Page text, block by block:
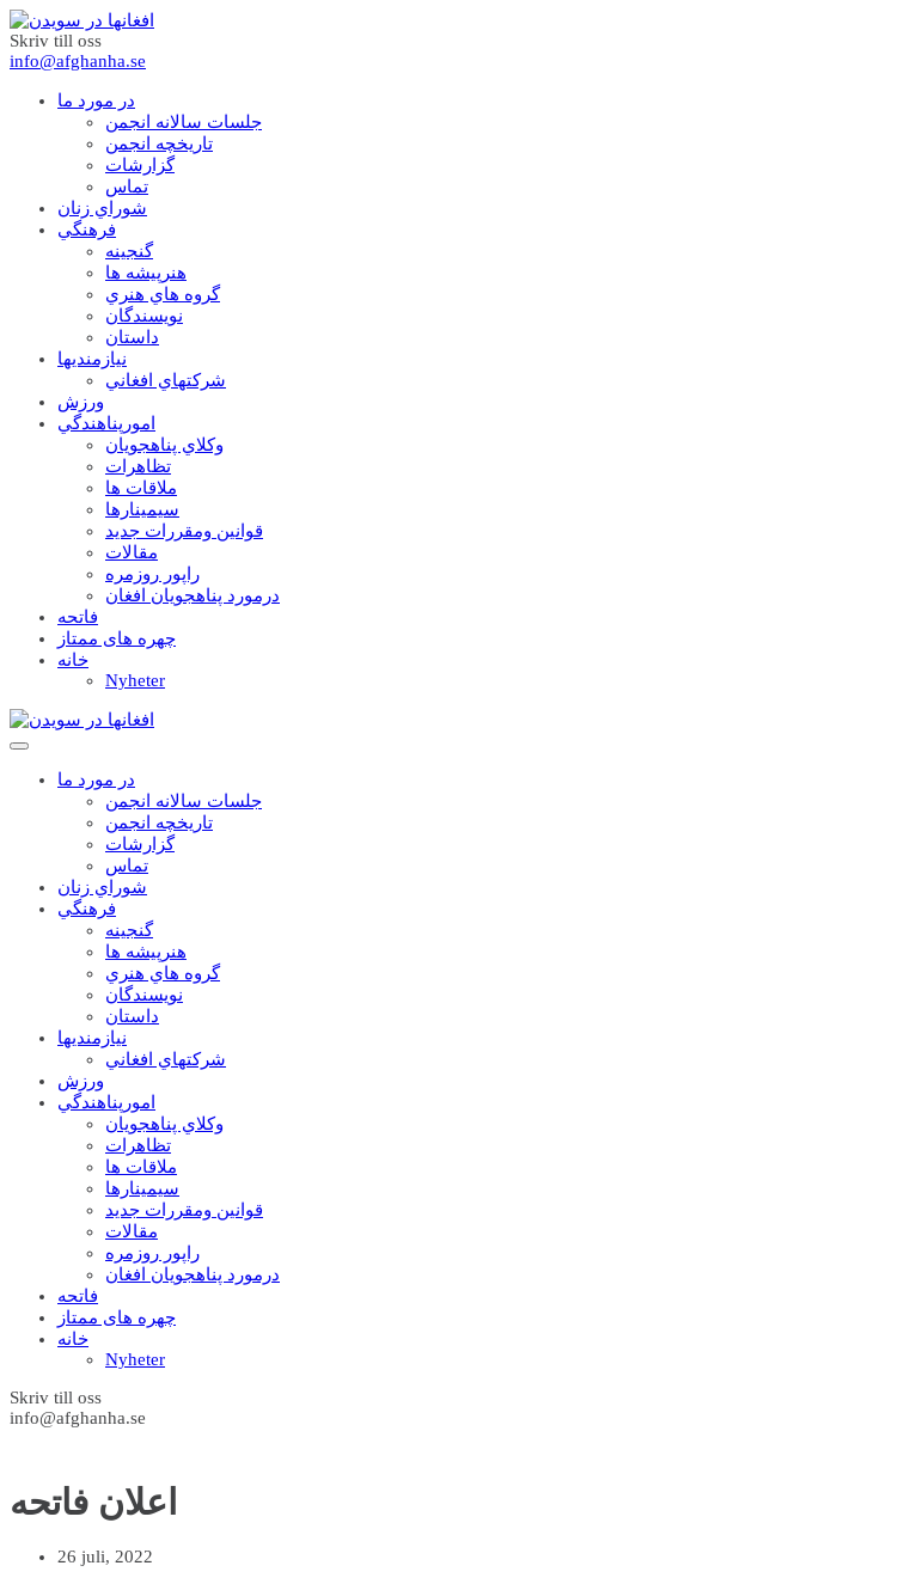
Skriv till oss
info@afghanha.se
در مورد ما
جلسات سالانه انجمن
تاریخچه انجمن
گزارشات
تماس
شوراي زنان
فرهنگي
گنجينه
هنرپيشه ها
گروه هاي هنري
نويسندگان
داستان
نيازمنديها
شرکتهاي افغاني
ورزش
امورپناهندگي
وکلاي پناهجويان
تظاهرات
ملاقات ها
سيمينارها
قوانين ومقررات جديد
مقالات
راپور روزمره
درمورد پناهجويان افغان
فاتحه
چهره های ممتاز
خانه
Nyheter
در مورد ما
جلسات سالانه انجمن
تاریخچه انجمن
گزارشات
تماس
شوراي زنان
فرهنگي
گنجينه
هنرپيشه ها
گروه هاي هنري
نويسندگان
داستان
نيازمنديها
شرکتهاي افغاني
ورزش
امورپناهندگي
وکلاي پناهجويان
تظاهرات
ملاقات ها
سيمينارها
قوانين ومقررات جديد
مقالات
راپور روزمره
درمورد پناهجويان افغان
فاتحه
چهره های ممتاز
خانه
Nyheter
Skriv till oss
info@afghanha.se
اعلان فاتحه
26 juli, 2022